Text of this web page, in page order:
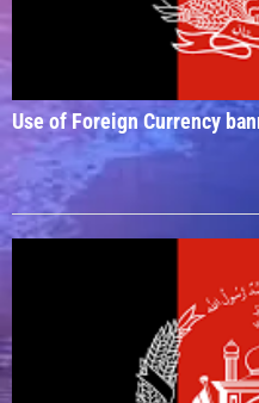
Use of Foreign Currency